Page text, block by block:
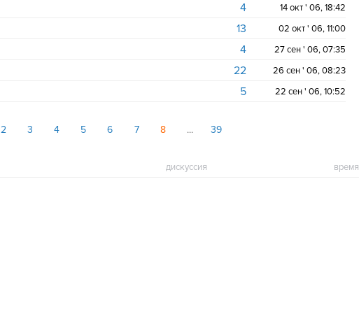
4
14 окт ' 06, 18:42
13
02 окт ' 06, 11:00
4
27 сен ' 06, 07:35
22
26 сен ' 06, 08:23
5 22 сен ' 06, 10:52
2 3 4 5 6 7 8 39
дискуссия время